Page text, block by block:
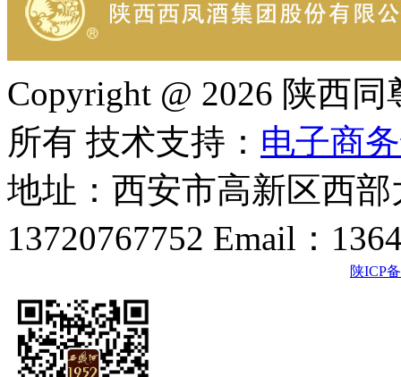
Copyright @ 2026 陕西
所有 技术支持： 电子商
地址：西安市高新区西
13720767752 Email：
陕ICP